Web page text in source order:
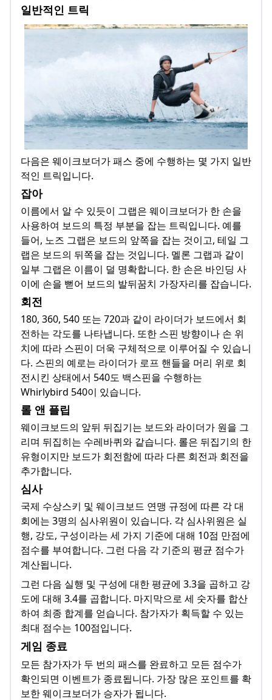
일반적인 트릭
다음은 웨이크보더가 패스 중에 수행하는 몇 가지 일반
적인 트릭입니다.
잡아
이름에서 알 수 있듯이 그랩은 웨이크보더가 한 손을
사용하여 보드의 특정 부분을 잡는 트릭입니다. 예를
들어, 노즈 그랩은 보드의 앞쪽을 잡는 것이고, 테일 그
랩은 보드의 뒤쪽을 잡는 것입니다. 멜론 그랩과 같이
일부 그랩은 이름이 덜 명확합니다. 한 손은 바인딩 사
이에 손을 뻗어 보드의 발뒤꿈치 가장자리를 잡습니다.
회전
180, 360, 540 또는 720과 같이 라이더가 보드에서 회
전하는 각도를 나타냅니다. 또한 스핀 방향이나 손 위
치에 따라 스핀이 더욱 구체적으로 이루어질 수 있습니
다. 스핀의 예로는 라이더가 로프 핸들을 머리 위로 회
전시킨 상태에서 540도 백스핀을 수행하는
Whirlybird 540이 있습니다.
롤 앤 플립
웨이크보드의 앞뒤 뒤집기는 보드와 라이더가 원을 그
리며 뒤집히는 수레바퀴와 같습니다. 롤은 뒤집기의 한
유형이지만 보드가 회전함에 따라 다른 회전과 회전을
추가합니다.
심사
국제 수상스키 및 웨이크보드 연맹 규정에 따른 각 대
회에는 3명의 심사위원이 있습니다. 각 심사위원은 실
행, 강도, 구성이라는 세 가지 기준에 대해 10점 만점에
점수를 부여합니다. 그런 다음 각 기준의 평균 점수가
계산됩니다.
그런 다음 실행 및 구성에 대한 평균에 3.3을 곱하고 강
도에 대해 3.4를 곱합니다. 마지막으로 세 숫자를 합산
하여 최종 합계를 얻습니다. 참가자가 획득할 수 있는
최대 점수는 100점입니다.
게임 종료
모든 참가자가 두 번의 패스를 완료하고 모든 점수가
확인되면 이벤트가 종료됩니다. 가장 많은 포인트를 확
보한 웨이크보더가 승자가 됩니다.